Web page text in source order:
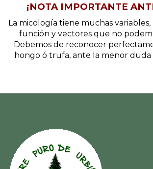
¡NOTA IMPORTANTE
La micología tiene muchas variables,
función y vectores que no
Debemos de reconocer
hongo ó trufa, ante la menor duda